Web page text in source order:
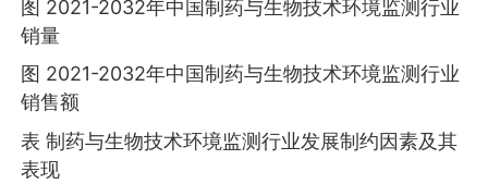
图 2021-2032年中国制药与生物技术环境监测行业
销量
图 2021-2032年中国制药与生物技术环境监测行业
销售额
表 制药与生物技术环境监测行业发展制约因素及其
表现